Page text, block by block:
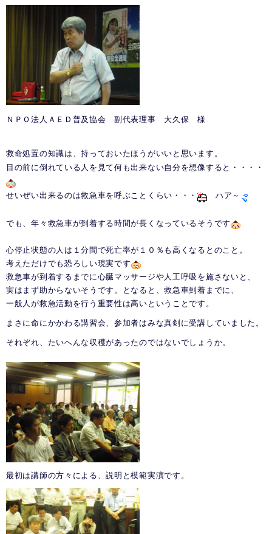
ＮＰＯ法人ＡＥＤ普及協会 副代表理事 大久保 様
救命処置の知識は、持っておいたほうがいいと思います。
目の前に倒れている人を見て何も出来ない自分を想像すると・・・・
せいぜい出来るのは救急車を呼ぶことくらい・・・ ハア～
でも、年々救急車が到着する時間が長くなっているそうです
心停止状態の人は１分間で死亡率が１０％も高くなるとのこと。
考えただけでも恐ろしい現実です
救急車が到着するまでに心臓マッサージや人工呼吸を施さないと、
実はまず助からないそうです。となると、救急車到着までに、
一般人が救急活動を行う重要性は高いということです。
まさに命にかかわる講習会、参加者はみな真剣に受講していました。
それぞれ、たいへんな収穫があったのではないでしょうか。
最初は講師の方々による、説明と模範実演です。